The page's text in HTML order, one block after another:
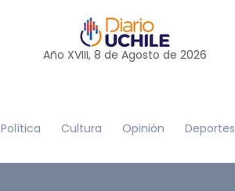
Año XVIII, 8 de Agosto de 2026
Política Cultura Opinión Deportes